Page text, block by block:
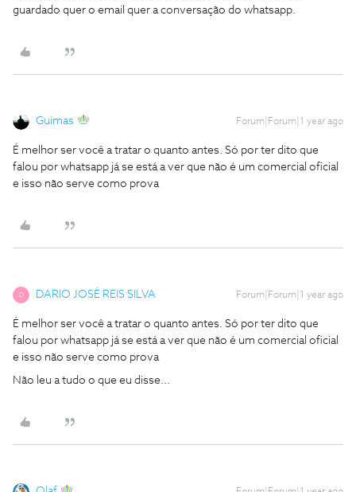
guardado quer o email quer a conversação do whatsapp.
Guimas Forum|Forum|1 year ago
É melhor ser você a tratar o quanto antes. Só por ter dito que
falou por whatsapp já se está a ver que não é um comercial oficial
e isso não serve como prova
D DARIO JOSÉ REIS SILVA Forum|Forum|1 year ago
É melhor ser você a tratar o quanto antes. Só por ter dito que
falou por whatsapp já se está a ver que não é um comercial oficial
e isso não serve como prova
Não leu a tudo o que eu disse...